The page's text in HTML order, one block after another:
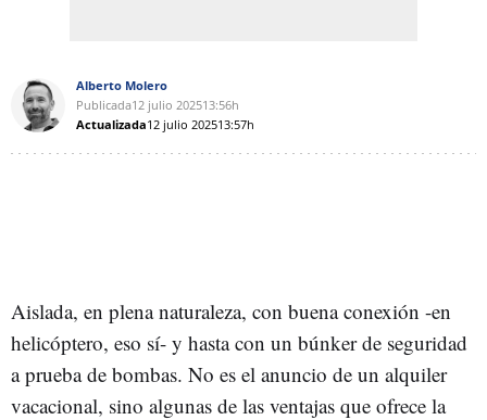
Alberto Molero
Publicada12 julio 202513:56h
Actualizada12 julio 202513:57h
Aislada, en plena naturaleza, con buena conexión -en
helicóptero, eso sí- y hasta con un búnker de seguridad
a prueba de bombas. No es el anuncio de un alquiler
vacacional, sino algunas de las ventajas que ofrece la